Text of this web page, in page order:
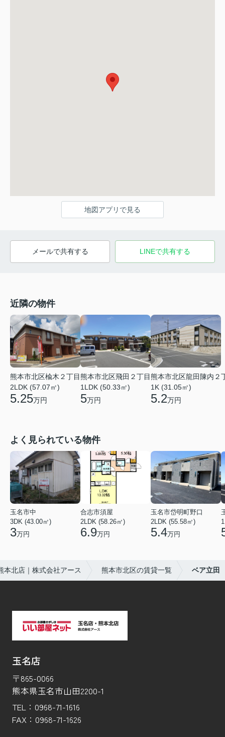
地図アプリで見る
メールで共有する LINEで共有する
近隣の物件
熊本市北区楡木２丁目
2LDK (57.07㎡)
5.25万円
熊本市北区飛田２丁目
1LDK (50.33㎡)
5万円
熊本市北区龍田陳内２
1K (31.05㎡)
5.2万円
よく見られている物件
玉名市中
3DK (43.00㎡)
3万円
合志市須屋
2LDK (58.26㎡)
6.9万円
玉名市岱明町野口
2LDK (55.58㎡)
5.4万円
本北店｜株式会社アース 熊本市北区の賃貸一覧 ベア立田
玉名店
〒865-0066
熊本県玉名市山田2200-1
TEL： 0968-71-1616
FAX： 0968-71-1626